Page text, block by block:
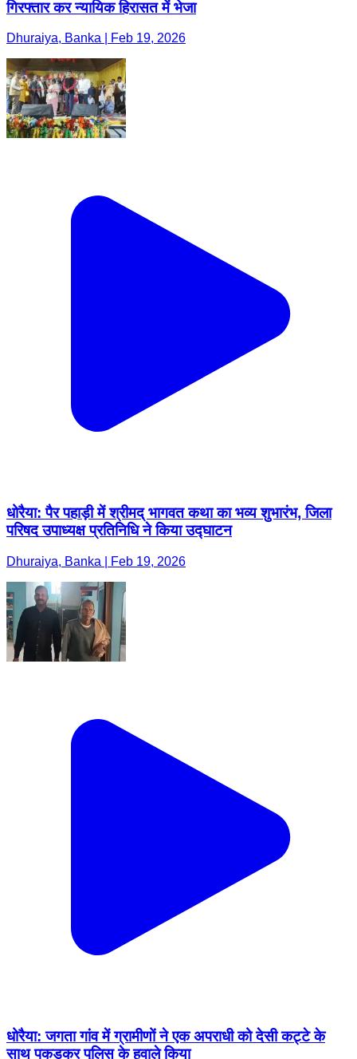
गिरफ्तार कर न्यायिक हिरासत में भेजा
Dhuraiya, Banka | Feb 19, 2026
धोरैया: पैर पहाड़ी में श्रीमद् भागवत कथा का भव्य शुभारंभ, जिला
परिषद उपाध्यक्ष प्रतिनिधि ने किया उद्घाटन
Dhuraiya, Banka | Feb 19, 2026
धोरैया: जगता गांव में ग्रामीणों ने एक अपराधी को देसी कट्टे के
साथ पकड़कर पुलिस के हवाले किया